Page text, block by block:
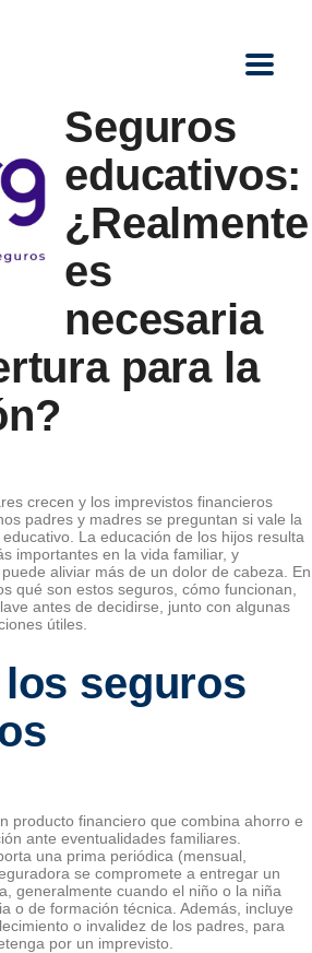
Seguros
educativos:
¿Realmente
es
necesaria
para la
crecen y los imprevistos financieros
padres y madres se preguntan si vale la
La educación de los hijos resulta
importantes en la vida familiar, y
aliviar más de un dolor de cabeza. En
qué son estos seguros, cómo funcionan,
antes de decidirse, junto con algunas
útiles.
seguros
producto financiero que combina ahorro e
ante eventualidades familiares.
una prima periódica (mensual,
se compromete a entregar un
generalmente cuando el niño o la niña
o de formación técnica. Además, incluye
o invalidez de los padres, para
por un imprevisto.